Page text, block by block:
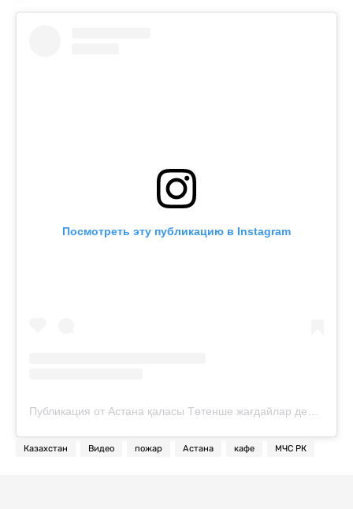
Посмотреть эту публикацию в Instagram
Публикация от Астана қаласы Төтенше жағдайлар департаменті (@112astana)
Казахстан Видео пожар Астана кафе МЧС РК